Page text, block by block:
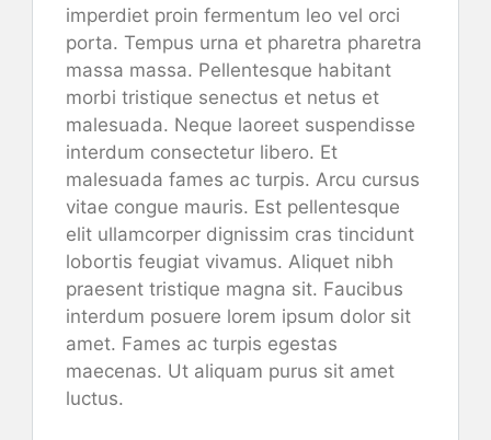
imperdiet proin fermentum leo vel orci
porta. Tempus urna et pharetra pharetra
massa massa. Pellentesque habitant
morbi tristique senectus et netus et
malesuada. Neque laoreet suspendisse
interdum consectetur libero. Et
malesuada fames ac turpis. Arcu cursus
vitae congue mauris. Est pellentesque
elit ullamcorper dignissim cras tincidunt
lobortis feugiat vivamus. Aliquet nibh
praesent tristique magna sit. Faucibus
interdum posuere lorem ipsum dolor sit
amet. Fames ac turpis egestas
maecenas. Ut aliquam purus sit amet
luctus.